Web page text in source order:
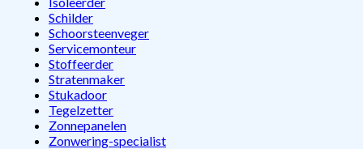
Schilder
Schoorsteenveger
Servicemonteur
Stoffeerder
Stratenmaker
Stukadoor
Tegelzetter
Zonnepanelen
Zonwering-specialist